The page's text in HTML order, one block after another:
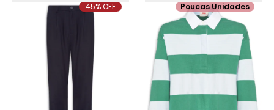
45% OFF Poucas Unidades